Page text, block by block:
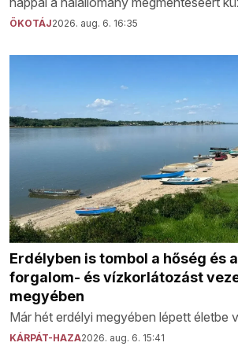
ÖKOTÁJ2026. aug. 6. 16:35
Erdélyben is tombol a hőség és
forgalom- és vízkorlátozást
megyében
Már hét erdélyi megyében lépett életbe
KÁRPÁT-HAZA2026. aug. 6. 15:41